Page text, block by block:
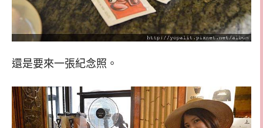
還是要來一張紀念照。